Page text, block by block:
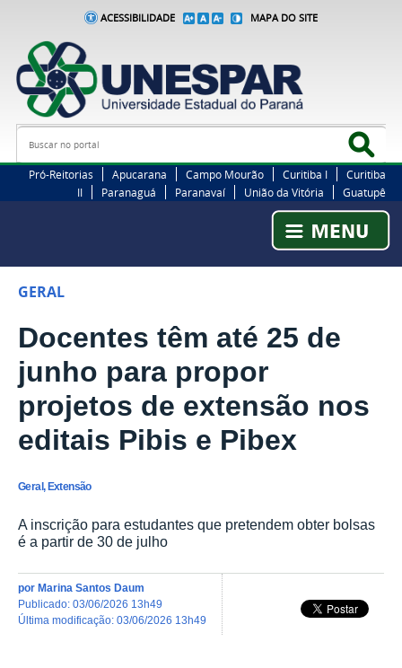
ACESSIBILIDADE MAPA DO SITE
Busca
Pró-Reitorias Apucarana Campo Mourão Curitiba I
Curitiba
II
Paranaguá Paranavaí União da Vitória Guatupê
GERAL
Docentes têm até 25 de
junho para propor
projetos de extensão nos
editais Pibis e Pibex
Geral, Extensão
A inscrição para estudantes que pretendem obter bolsas
é a partir de 30 de julho
por Marina Santos Daum
publicado: 03/06/2026 13h49
última modificação: 03/06/2026 13h49